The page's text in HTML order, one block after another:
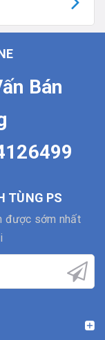
Bán
TÙNG PS
được sớm nhất